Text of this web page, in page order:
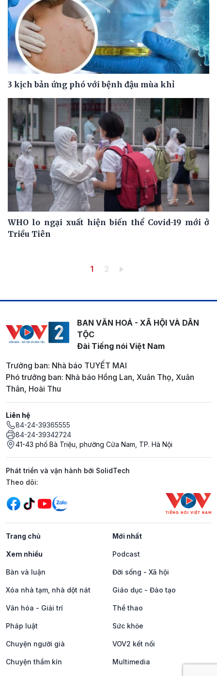
3 kịch bản ứng phó với bệnh đậu mùa khỉ
WHO lo ngại xuất hiện biến thể Covid-19 mới ở
Triều Tiên
Trang hiện thời
1 Trang
2
BAN VĂN HOÁ - XÃ HỘI VÀ DÂN
TỘC
Đài Tiếng nói Việt Nam
Trưởng ban: Nhà báo TUYẾT MAI
Phó trưởng ban: Nhà báo Hồng Lan, Xuân Thọ, Xuân
Thân, Hoài Thu
Liên hệ
84-24-39365555
84-24-39342724
41-43 phố Bà Triệu, phường Cửa Nam, TP. Hà Nội
Phát triển và vận hành bởi SolidTech
Mạng xã hội
Theo dõi:
Trang chủ Mới nhất
Xem nhiều Podcast
Bàn và luận Đời sống - Xã hội
Xóa nhà tạm, nhà dột nát Giáo dục - Đào tạo
Văn hóa - Giải trí Thể thao
Pháp luật Sức khỏe
Chuyện người già VOV2 kết nối
Chuyện thầm kín Multimedia